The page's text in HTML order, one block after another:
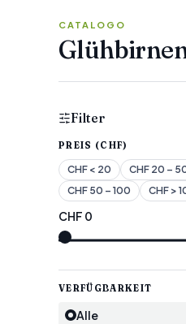
CATALOGO
Filter
PREIS (CHF)
CHF < 20 CHF 20 –
CHF 50 – 100 CHF >
CHF 0
VERFÜGBARKEIT
Alle